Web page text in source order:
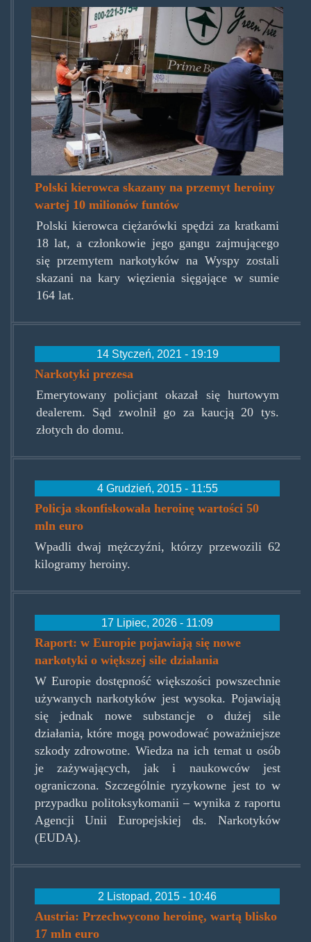
robert_miszkjiel.jpg
Polski kierowca skazany na przemyt heroiny
wartej 10 milionów funtów
Polski kierowca ciężarówki spędzi za kratkami
18 lat, a członkowie jego gangu zajmującego
się przemytem narkotyków na Wyspy zostali
skazani na kary więzienia sięgające w sumie
164 lat.
14 Styczeń, 2021 - 19:19
Narkotyki prezesa
Emerytowany policjant okazał się hurtowym
dealerem. Sąd zwolnił go za kaucją 20 tys.
złotych do domu.
4 Grudzień, 2015 - 11:55
Policja skonfiskowała heroinę wartości 50
mln euro
Wpadli dwaj mężczyźni, którzy przewozili 62
kilogramy heroiny.
17 Lipiec, 2026 - 11:09
Raport: w Europie pojawiają się nowe
narkotyki o większej sile działania
W Europie dostępność większości powszechnie
używanych narkotyków jest wysoka. Pojawiają
się jednak nowe substancje o dużej sile
działania, które mogą powodować poważniejsze
szkody zdrowotne. Wiedza na ich temat u osób
je zażywających, jak i naukowców jest
ograniczona. Szczególnie ryzykowne jest to w
przypadku politoksykomanii – wynika z raportu
Agencji Unii Europejskiej ds. Narkotyków
(EUDA).
2 Listopad, 2015 - 10:46
Austria: Przechwycono heroinę, wartą blisko
17 mln euro